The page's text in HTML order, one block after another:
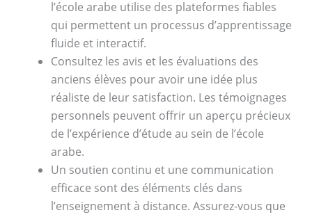
l’école arabe utilise des plateformes fiables
qui permettent un processus d’apprentissage
fluide et interactif.
Consultez les avis et les évaluations des
anciens élèves pour avoir une idée plus
réaliste de leur satisfaction. Les témoignages
personnels peuvent offrir un aperçu précieux
de l’expérience d’étude au sein de l’école
arabe.
Un soutien continu et une communication
efficace sont des éléments clés dans
l’enseignement à distance. Assurez-vous que